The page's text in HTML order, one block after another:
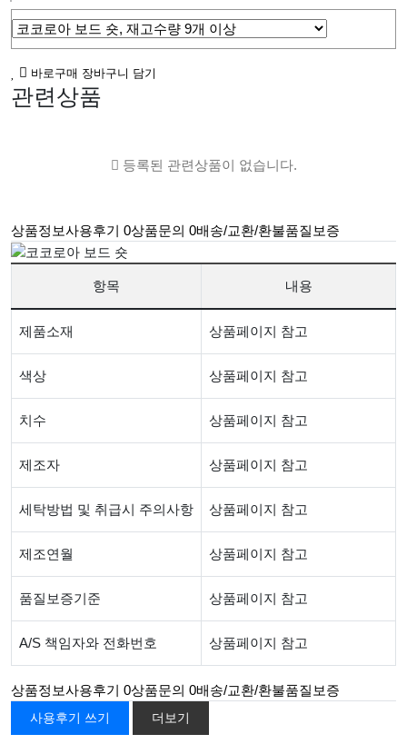
바로구매 장바구니 담기
관련상품
등록된 관련상품이 없습니다.
상품정보사용후기 0상품문의 0배송/교환/환불품질보증
항목 내용
제품소재 상품페이지 참고
색상 상품페이지 참고
치수 상품페이지 참고
제조자 상품페이지 참고
세탁방법 및 취급시 주의사항 상품페이지 참고
제조연월 상품페이지 참고
품질보증기준 상품페이지 참고
A/S 책임자와 전화번호 상품페이지 참고
상품정보사용후기 0상품문의 0배송/교환/환불품질보증
사용후기 쓰기 더보기